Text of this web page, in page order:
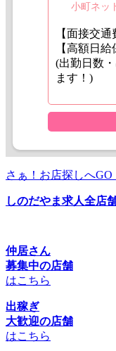
小町ネッ
【面接交通
【高額日
(出勤日数
ます！)
さぁ！お店探しへGO
しのだやま求人全店
仲居さん
募集中の店舗
はこちら
出稼ぎ
大歓迎の店舗
はこちら